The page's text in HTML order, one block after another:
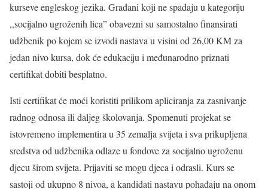
kurseve engleskog jezika. Građani koji ne spadaju u kategoriju
,,socijalno ugroženih lica” obavezni su samostalno finansirati
udžbenik po kojem se izvodi nastava u visini od 26,00 KM za
jedan nivo kursa, dok će edukaciju i međunarodno priznati
certifikat dobiti besplatno.
Isti certifikat će moći koristiti prilikom apliciranja za zasnivanje
radnog odnosa ili daljeg školovanja. Spomenuti projekat se
istovremeno implementira u 35 zemalja svijeta i sva prikupljena
sredstva od udžbenika odlaze u fondove za socijalno ugroženu
djecu širom svijeta. Prijaviti se mogu djeca i odrasli. Kurs se
sastoji od ukupno 8 nivoa, a kandidati nastavu pohađaju na onom